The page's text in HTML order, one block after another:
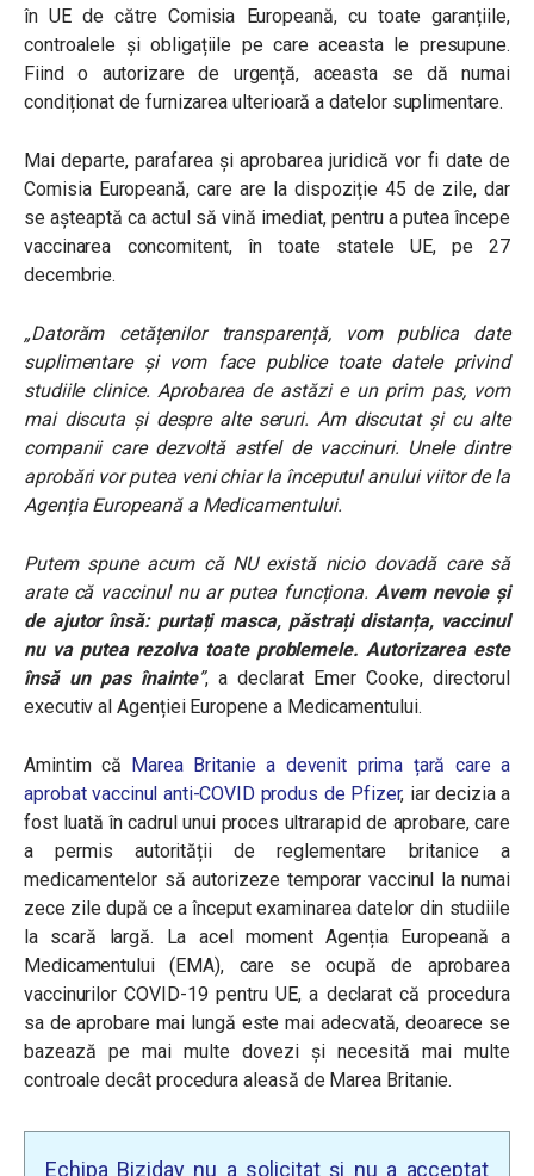
în UE de către Comisia Europeană, cu toate garanțiile,
controalele și obligațiile pe care aceasta le presupune.
Fiind o autorizare de urgență, aceasta se dă numai
condiționat de furnizarea ulterioară a datelor suplimentare.
Mai departe, parafarea și aprobarea juridică vor fi date de
Comisia Europeană, care are la dispoziție 45 de zile, dar
se așteaptă ca actul să vină imediat, pentru a putea începe
vaccinarea concomitent, în toate statele UE, pe 27
decembrie.
„Datorăm cetățenilor transparență, vom publica date
suplimentare și vom face publice toate datele privind
studiile clinice. Aprobarea de astăzi e un prim pas, vom
mai discuta și despre alte seruri. Am discutat și cu alte
companii care dezvoltă astfel de vaccinuri. Unele dintre
aprobări vor putea veni chiar la începutul anului viitor de la
Agenția Europeană a Medicamentului.
Putem spune acum că NU există nicio dovadă care să
arate că vaccinul nu ar putea funcționa. Avem nevoie și
de ajutor însă: purtați masca, păstrați distanța, vaccinul
nu va putea rezolva toate problemele. Autorizarea este
însă un pas înainte”, a declarat Emer Cooke, directorul
executiv al Agenției Europene a Medicamentului.
Amintim că Marea Britanie a devenit prima țară care a
aprobat vaccinul anti-COVID produs de Pfizer, iar decizia a
fost luată în cadrul unui proces ultrarapid de aprobare, care
a permis autorității de reglementare britanice a
medicamentelor să autorizeze temporar vaccinul la numai
zece zile după ce a început examinarea datelor din studiile
la scară largă. La acel moment Agenția Europeană a
Medicamentului (EMA), care se ocupă de aprobarea
vaccinurilor COVID-19 pentru UE, a declarat că procedura
sa de aprobare mai lungă este mai adecvată, deoarece se
bazează pe mai multe dovezi și necesită mai multe
controale decât procedura aleasă de Marea Britanie.
Echipa Biziday nu a solicitat și nu a acceptat